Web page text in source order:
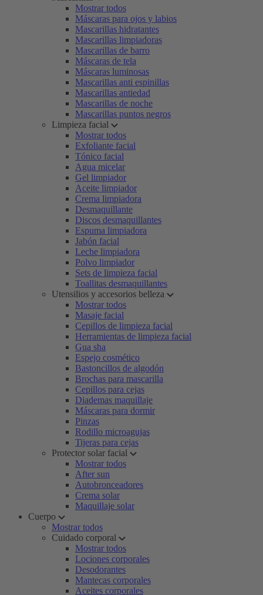
Mostrar todos
Máscaras para ojos y labios
Mascarillas hidratantes
Mascarillas limpiadoras
Mascarillas de barro
Máscaras de tela
Máscaras luminosas
Mascarillas anti espinillas
Mascarillas antiedad
Mascarillas de noche
Mascarillas puntos negros
Limpieza facial
Mostrar todos
Exfoliante facial
Tónico facial
Agua micelar
Gel limpiador
Aceite limpiador
Crema limpiadora
Desmaquillante
Discos desmaquillantes
Espuma limpiadora
Jabón facial
Leche limpiadora
Polvo limpiador
Sets de limpieza facial
Toallitas desmaquillantes
Utensilios y accesorios belleza
Mostrar todos
Masaje facial
Cepillos de limpieza facial
Herramientas de limpieza facial
Gua sha
Espejo cosmético
Bastoncillos de algodón
Brochas para mascarilla
Cepillos para cejas
Diademas maquillaje
Máscaras para dormir
Pinzas
Rodillo microagujas
Tijeras para cejas
Protector solar facial
Mostrar todos
After sun
Autobronceadores
Crema solar
Maquillaje solar
Cuerpo
Mostrar todos
Cuidado corporal
Mostrar todos
Lociones corporales
Desodorantes
Mantecas corporales
Aceites corporales